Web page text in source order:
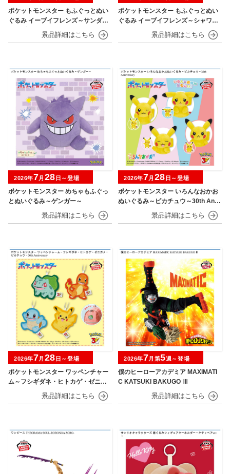
ポケットモンスター もふぐっとぬい
ぐるみ イーブイフレンズ～サンダー
ス・ブースター～おひるねver.
ポケットモンスター もふぐっとぬい
ぐるみ イーブイフレンズ～シャワー
ズ・グレイシア～おひるねver.
ポケットモンスター めちゃもふぐっ
とぬいぐるみ～ゲンガー～
2026年7月 28 日～登場
ポケットモンスター いろんなおかお
ぬいぐるみ～ピカチュウ～30th Anni
2026年7月 28 日～登場
ポケットモンスター ワッペンチャー
ム～フシギダネ・ヒトカゲ・ゼニガ
メ・ピカチュウ～30th Anniversary
2026年7月 28 日～登場
僕のヒーローアカデミア MAXIMATI
C KATSUKI BAKUGO Ⅲ
2026年7月第5週～登場